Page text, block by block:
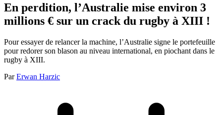
En perdition, l’Australie mise environ 3
millions € sur un crack du rugby à XIII !
Pour essayer de relancer la machine, l’Australie signe le portefeuille
pour redorer son blason au niveau international, en piochant dans le
rugby à XIII.
Par Erwan Harzic